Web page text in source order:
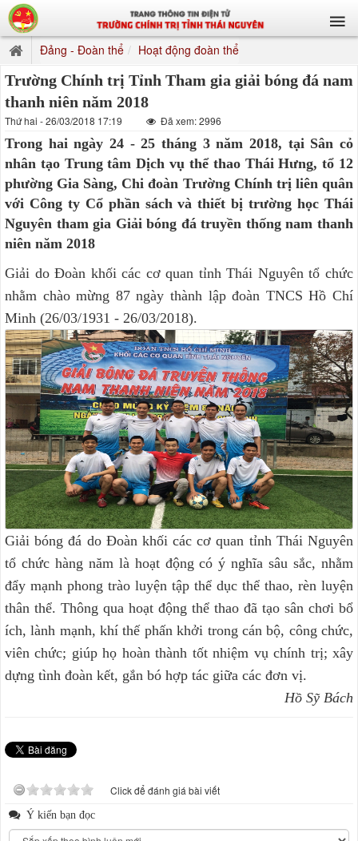
Đảng - Đoàn thể Hoạt động đoàn thể
Trường Chính trị Tỉnh Tham gia giải bóng đá nam
thanh niên năm 2018
Thứ hai - 26/03/2018 17:19 Đã xem: 2996
Trong hai ngày 24 - 25 tháng 3 năm 2018, tại Sân cỏ
nhân tạo Trung tâm Dịch vụ thể thao Thái Hưng, tổ 12
phường Gia Sàng, Chi đoàn Trường Chính trị liên quân
với Công ty Cổ phần sách và thiết bị trường học Thái
Nguyên tham gia Giải bóng đá truyền thống nam thanh
niên năm 2018
Giải do Đoàn khối các cơ quan tỉnh Thái Nguyên tổ chức
nhằm chào mừng 87 ngày thành lập đoàn TNCS Hồ Chí
Minh (26/03/1931 - 26/03/2018).
Giải bóng đá do Đoàn khối các cơ quan tỉnh Thái Nguyên
tổ chức hàng năm là hoạt động có ý nghĩa sâu sắc, nhằm
đẩy mạnh phong trào luyện tập thể dục thể thao, rèn luyện
thân thể. Thông qua hoạt động thể thao đã tạo sân chơi bổ
ích, lành mạnh, khí thế phấn khởi trong cán bộ, công chức,
viên chức; giúp họ hoàn thành tốt nhiệm vụ chính trị; xây
dựng tình đoàn kết, gắn bó hợp tác giữa các đơn vị.
Hồ Sỹ Bách
Click để đánh giá bài viết
Ý kiến bạn đọc